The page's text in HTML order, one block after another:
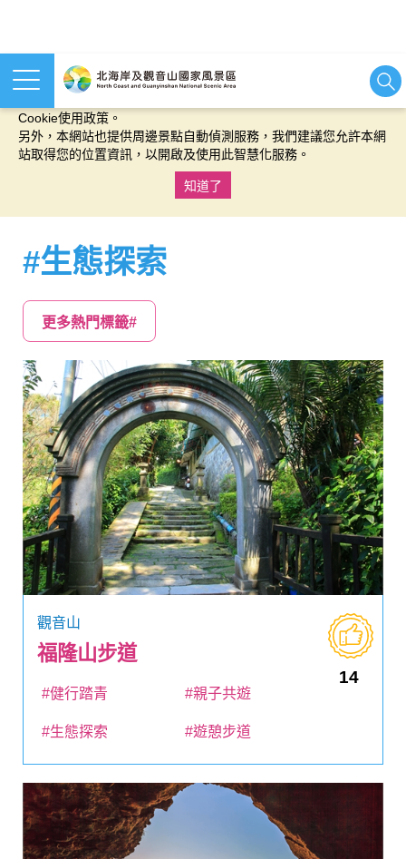
本網站使用cookies等相關技術以持續優化網站服務，並有助於為
Cookie使用政策。
另外，本網站也提供周邊景點自動偵測服務，我們建議您允許本網
站取得您的位置資訊，以開啟及使用此智慧化服務。
知道了
#生態探索
更多熱門標籤#
觀音山
福隆山步道
14
#健行踏青 #親子共遊
#生態探索 #遊憩步道